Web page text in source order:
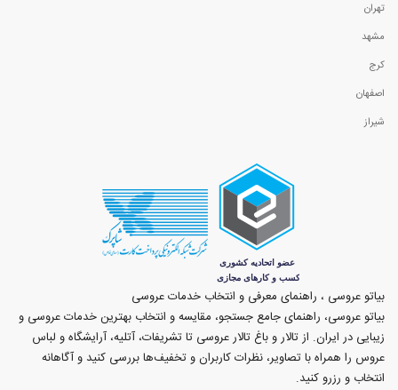
تهران
مشهد
کرج
اصفهان
شیراز
بیاتو عروسی ، راهنمای معرفی و انتخاب خدمات عروسی
بیاتو عروسی، راهنمای جامع جستجو، مقایسه و انتخاب بهترین خدمات عروسی و
زیبایی در ایران. از تالار و باغ تالار عروسی تا تشریفات، آتلیه، آرایشگاه و لباس
عروس را همراه با تصاویر، نظرات کاربران و تخفیف‌ها بررسی کنید و آگاهانه
انتخاب و رزرو کنید.